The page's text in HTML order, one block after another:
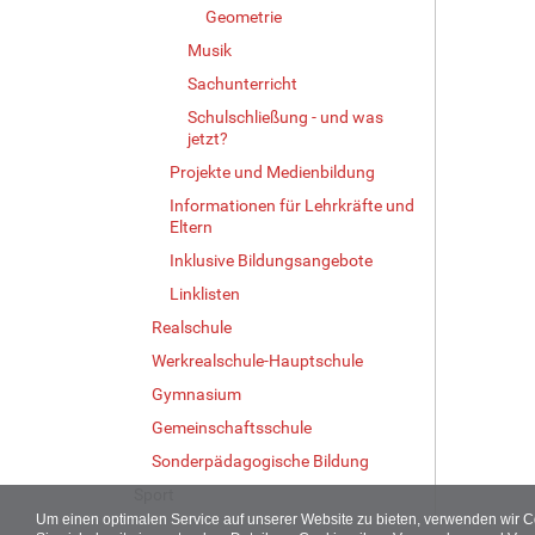
Um einen optimalen Service auf unserer Website zu bieten, verwenden wir
Geometrie
Musik
Sachunterricht
Schulschließung - und was
jetzt?
Projekte und Medienbildung
Informationen für Lehrkräfte und
Eltern
Inklusive Bildungsangebote
Linklisten
Realschule
Werkrealschule-Hauptschule
Gymnasium
Gemeinschaftsschule
Sonderpädagogische Bildung